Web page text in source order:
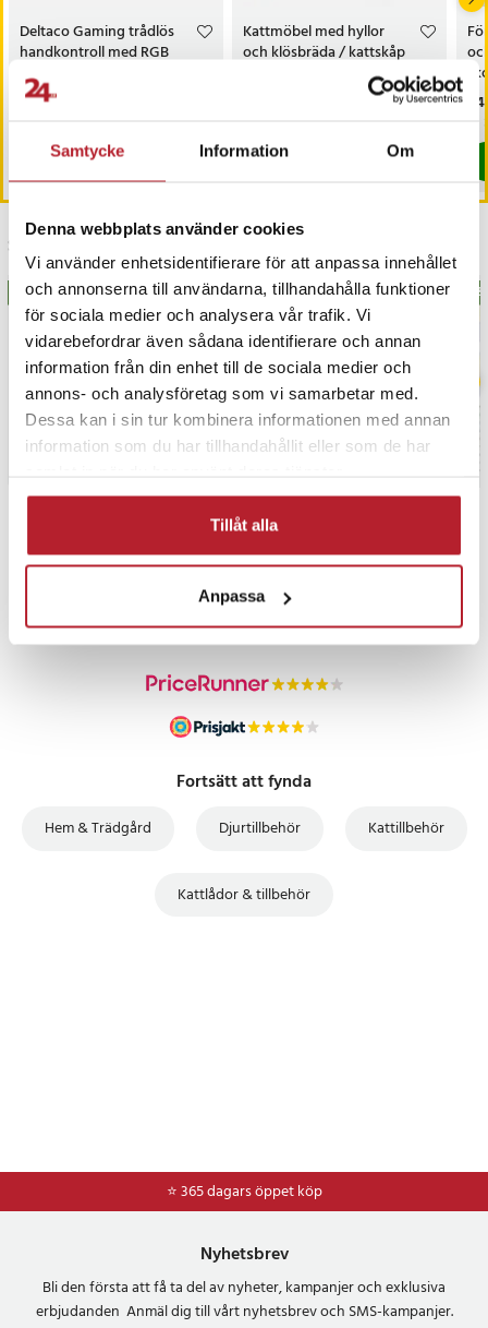
Samtycke Information Om
Denna webbplats använder cookies
Vi använder enhetsidentifierare för att anpassa innehållet
och annonserna till användarna, tillhandahålla funktioner
för sociala medier och analysera vår trafik. Vi
vidarebefordrar även sådana identifierare och annan
information från din enhet till de sociala medier och
annons- och analysföretag som vi samarbetar med.
Dessa kan i sin tur kombinera informationen med annan
information som du har tillhandahållit eller som de har
Tillåt alla
Anpassa
Deltaco Gaming trådlös
handkontroll med RGB
och hall-effektsensorer
Pris:349 kr
349 kr
Köp
Kattmöbel med hyllor
och klösbräda / kattskåp
/ kattmöbel dold kattlåda /
Senast besökta
BÄSTSÄLJARE
PRISGARANTI
UTFÖRSÄLJNING
Fortsätt att fynda
Hem & Trädgård Djurtillbehör Kattillbehör
Kattlådor & tillbehör
⭐ 365 dagars öppet köp
⭐Frakt 49kr *
Nyhetsbrev
Bli den första att få ta del av nyheter, kampanjer och exklusiva
erbjudanden Anmäl dig till vårt nyhetsbrev och SMS-kampanjer.